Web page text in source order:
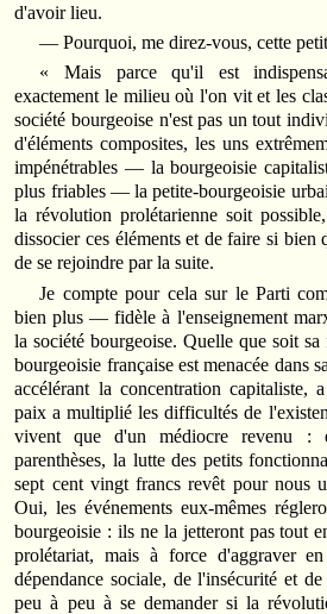
d'avoir lieu.
— Pourquoi, me direz-vous, cette
« Mais parce qu'il est
exactement le milieu où l'on vit et les
société bourgeoise n'est pas un tout
d'éléments composites, les uns
impénétrables — la bourgeoisie
plus friables — la petite-bourgeoisie
la révolution prolétarienne soit
dissocier ces éléments et de faire si bien
de se rejoindre par la suite.
Je compte pour cela sur le Parti
bien plus — fidèle à l'enseignement
la société bourgeoise. Quelle que soit
bourgeoisie française est menacée dans
accélérant la concentration capitaliste,
paix a multiplié les difficultés de
vivent que d'un médiocre revenu :
parenthèses, la lutte des petits
sept cent vingt francs revêt pour nous
Oui, les événements eux-mêmes
bourgeoisie : ils ne la jetteront pas tout
prolétariat, mais à force d'aggraver
dépendance sociale, de l'insécurité et
peu à peu à se demander si la